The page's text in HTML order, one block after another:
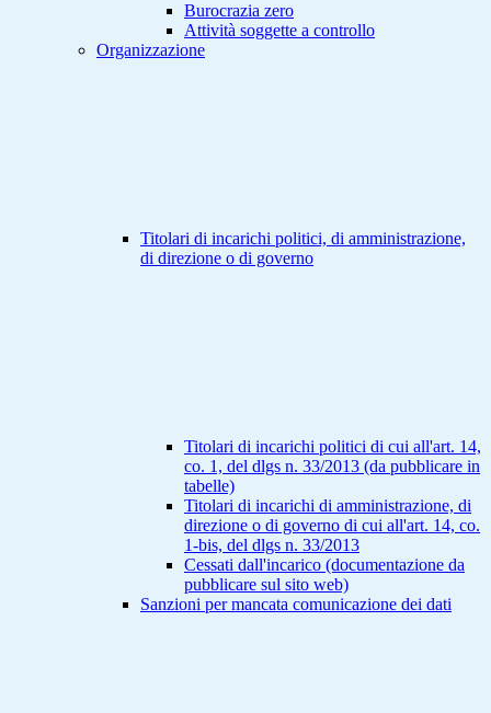
Burocrazia zero
Attività soggette a controllo
Organizzazione
Titolari di incarichi politici, di amministrazione,
di direzione o di governo
Titolari di incarichi politici di cui all'art. 14,
co. 1, del dlgs n. 33/2013 (da pubblicare in
tabelle)
Titolari di incarichi di amministrazione, di
direzione o di governo di cui all'art. 14, co.
1-bis, del dlgs n. 33/2013
Cessati dall'incarico (documentazione da
pubblicare sul sito web)
Sanzioni per mancata comunicazione dei dati